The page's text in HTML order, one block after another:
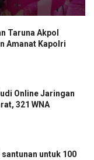
Taruna Akpol
Amanat Kapolri
Online Jaringan
321 WNA
untuk 100